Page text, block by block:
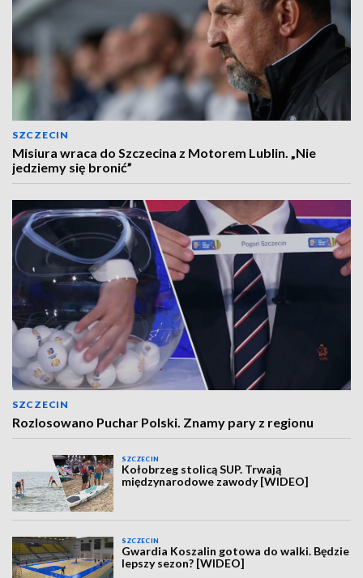
SZCZECIN
Misiura wraca do Szczecina z Motorem Lublin. „Nie
jedziemy się bronić”
SZCZECIN
Rozlosowano Puchar Polski. Znamy pary z regionu
SZCZECIN
Kołobrzeg stolicą SUP. Trwają
międzynarodowe zawody [WIDEO]
SZCZECIN
Gwardia Koszalin gotowa do walki. Będzie
lepszy sezon? [WIDEO]